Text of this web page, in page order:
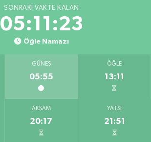
SONRAKI VAKTE KALAN
05:11:22
Öğle Namazı
GÜNEŞ
05:55
ÖĞLE
13:11
AKŞAM
20:17
YATSI
21:51